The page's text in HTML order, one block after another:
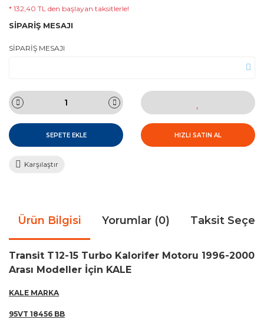
* 132,40 TL den başlayan taksitlerle!
SİPARİŞ MESAJI
SİPARİŞ MESAJI
SEPETE EKLE HIZLI SATIN AL
Karşılaştır
Ürün Bilgisi Yorumlar (0) Taksit
Transit T12-15 Turbo Kalorifer Motoru 1996-2000
Arası Modeller İçin KALE
KALE MARKA
95VT 18456 BB